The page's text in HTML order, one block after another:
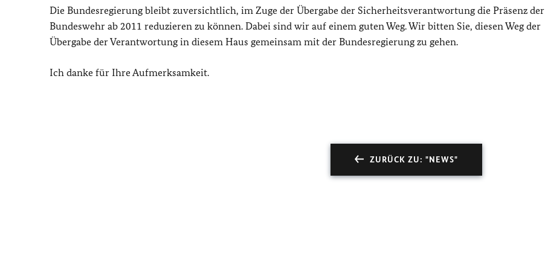
Die Bundesregierung bleibt zuversichtlich, im Zuge der Übergabe der Sicherheitsverantwortung die Präsenz der
Bundeswehr ab 2011 reduzieren zu können. Dabei sind wir auf einem guten Weg. Wir bitten Sie, diesen Weg der
Übergabe der Verantwortung in diesem Haus gemeinsam mit der Bundesregierung zu gehen.
Ich danke für Ihre Aufmerksamkeit.
ZURÜCK ZU: "NEWS"